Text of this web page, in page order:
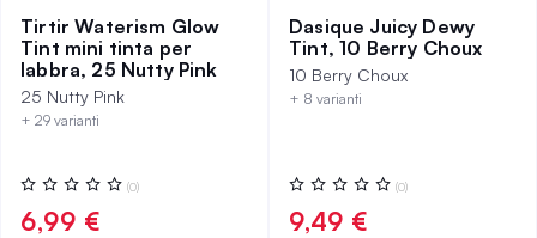
Tirtir Waterism Glow
Tint mini tinta per
labbra, 25 Nutty Pink
25 Nutty Pink
+ 29 varianti
Valutazione:
0%
(0)
6,99 €
Dasique Juicy Dewy
Tint, 10 Berry Choux
10 Berry Choux
+ 8 varianti
Valutazione:
0%
(0)
9,49 €